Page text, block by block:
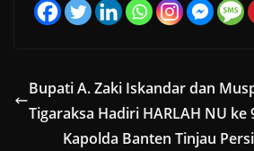
Bupati A. Zaki Iskandar dan
Tigaraksa Hadiri HARLAH NU ke
Kapolda Banten Tinjau